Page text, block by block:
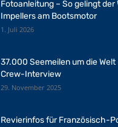
Fotoanleitung – So gelingt der
Impellers am Bootsmotor
1. Juli 2026
37.000 Seemeilen um die Welt
Crew-Interview
29. November 2025
Revierinfos für Französisch-